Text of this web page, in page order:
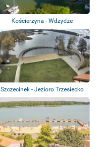
Kościerzyna - Wdzydze
Kiszewskie - Panor...
Szczecinek - Jezioro Trzesiecko